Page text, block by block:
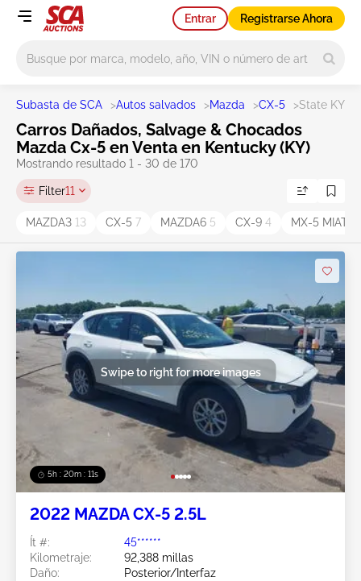
Entrar Registrarse Ahora
Subasta de SCA >Autos salvados >Mazda >CX-5 >State KY
Carros Dañados, Salvage & Chocados
Mazda Cx-5 en Venta en Kentucky (KY)
Mostrando resultado 1 - 30 de 170
Filter11
MAZDA3 13 CX-5 7 MAZDA6 5 CX-9 4 MX-5 MIATA
5h : 20m : 08s
Swipe to right for more images
2022 MAZDA CX-5 2.5L
Ít #:
45******
Kilometraje:
92,388 millas
Daño:
Posterior/Interfaz